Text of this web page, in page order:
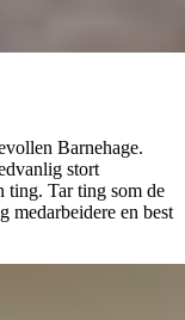
Barnehage.
stort
ting. Tar ting som de
medarbeidere en best